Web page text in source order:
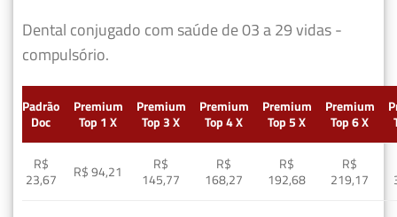
Dental conjugado com saúde de 03 a 29 vidas -
compulsório.
Padrão
Doc
Premium
Top 1 X
Premium
Top 3 X
Premium
Top 4 X
Premium
Top 5 X
Premium
Top 6 X
R$
23,67
R$ 94,21
R$
145,77
R$
168,27
R$
192,68
R$
219,17